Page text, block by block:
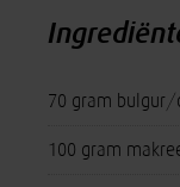
70 gram bulgur/
100 gram